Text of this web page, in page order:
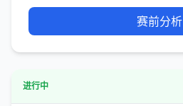
赛前分析
进行中